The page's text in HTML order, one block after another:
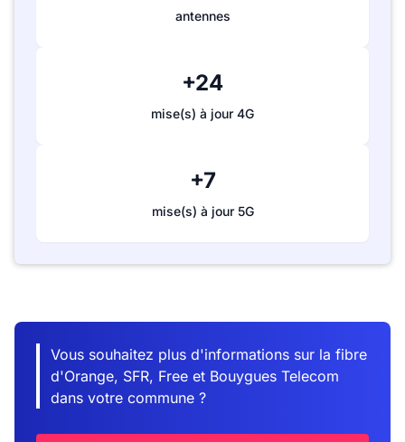
antennes
+24
mise(s) à jour 4G
+7
mise(s) à jour 5G
Vous souhaitez plus d'informations sur la fibre
d'Orange, SFR, Free et Bouygues Telecom
dans votre commune ?